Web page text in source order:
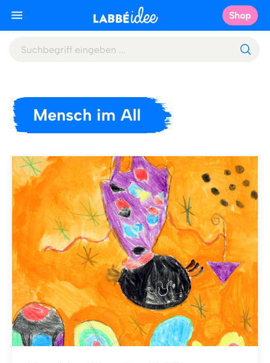
Shop
Mensch im All